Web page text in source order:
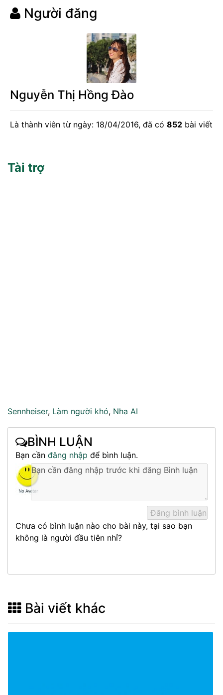
Người đăng
Nguyễn Thị Hồng Đào
Là thành viên từ ngày: 18/04/2016, đã có 852 bài viết
Tài trợ
Sennheiser, Làm người khó, Nha AI
BÌNH LUẬN
Bạn cần đăng nhập để bình luận.
Chưa có bình luận nào cho bài này, tại sao bạn
không là người đầu tiên nhỉ?
Bài viết khác